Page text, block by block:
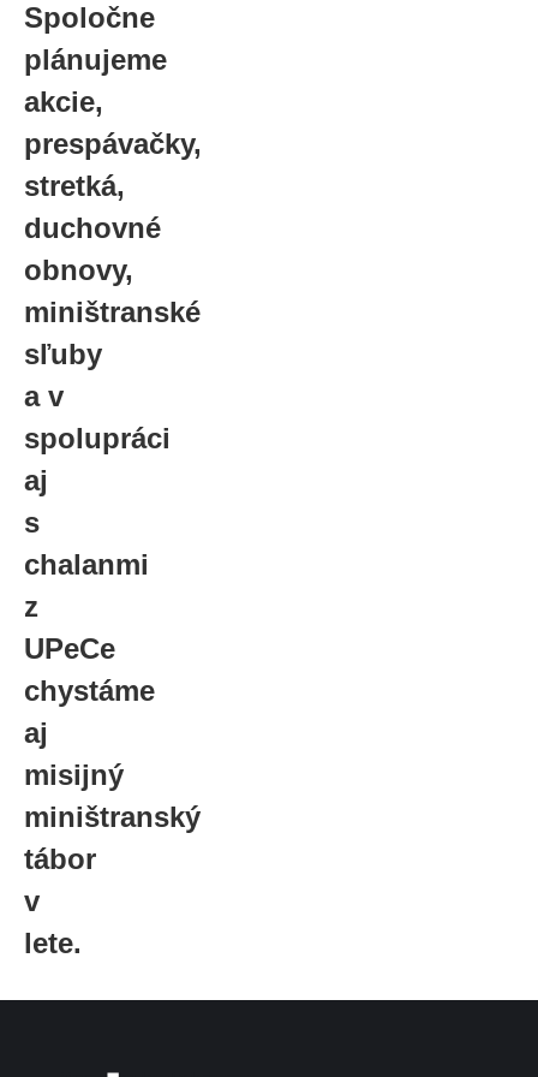
Spoločne
plánujeme
akcie,
prespávačky,
stretká,
duchovné
obnovy,
miništranské
sľuby
a v
spolupráci
aj
s
chalanmi
z
UPeCe
chystáme
aj
misijný
miništranský
tábor
v
lete.